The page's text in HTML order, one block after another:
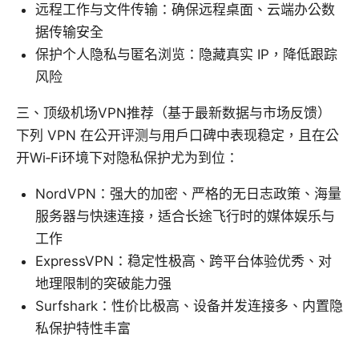
远程工作与文件传输：确保远程桌面、云端办公数
据传输安全
保护个人隐私与匿名浏览：隐藏真实 IP，降低跟踪
风险
三、顶级机场VPN推荐（基于最新数据与市场反馈）
下列 VPN 在公开评测与用户口碑中表现稳定，且在公
开Wi‑Fi环境下对隐私保护尤为到位：
NordVPN：强大的加密、严格的无日志政策、海量
服务器与快速连接，适合长途飞行时的媒体娱乐与
工作
ExpressVPN：稳定性极高、跨平台体验优秀、对
地理限制的突破能力强
Surfshark：性价比极高、设备并发连接多、内置隐
私保护特性丰富